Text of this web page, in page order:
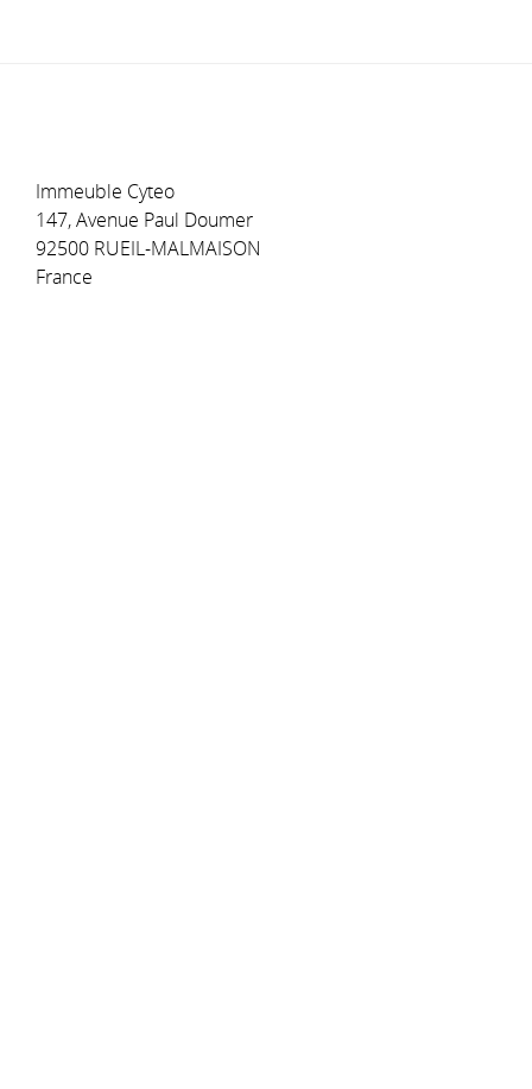
Immeuble Cyteo
147, Avenue Paul Doumer
92500 RUEIL-MALMAISON
France